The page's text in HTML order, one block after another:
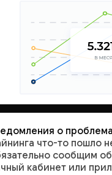
о
что-то пошло
сообщим
кабинет или